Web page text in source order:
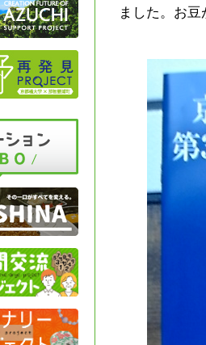
ました。お